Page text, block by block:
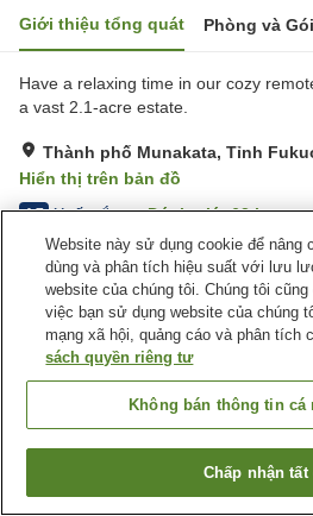
Giới thiệu tổng quát Phòng và
Have a relaxing time in our cozy
a vast 2.1-acre estate.
Thành phố Munakata, Tỉnh
Hiển thị trên bản đồ
4.7 Xuất sắc Đánh giá:62lượt
Tiện nghi chỗ nghỉ
Bãi đỗ xe
Nhà
Máy bán hàng tự động
Nhật Bản Tỉnh Fukuoka
Oyado Hanawarabi
Tìm phòng
Website này sử dụng cookie để nâng
dùng và phân tích hiệu suất với lưu
website của chúng tôi. Chúng tôi
việc bạn sử dụng website của chúng
mạng xã hội, quảng cáo và phân tích
sách quyền riêng tư
Không bán thông tin cá
Chấp nhận tất